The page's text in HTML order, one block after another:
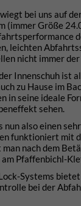
bei uns auf
(immer Größe
leichten
nicht immer
Innenschuh ist
zu Hause im
in seine ideale
sehen.
also einen
funktioniert mit
nach dem
Pfaffenbichl-
Systems
bei der